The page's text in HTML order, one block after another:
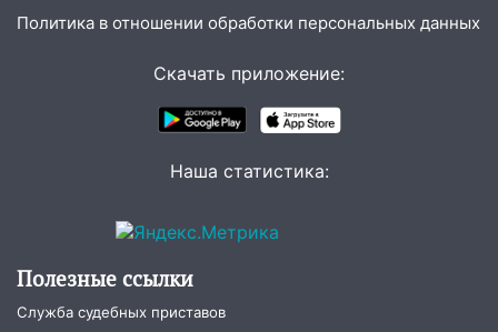
на 8 августа — кому повезет с
В Ульяновской области объявили
ракетную опасность: звучат сирены
07.08.2026
купить тракторы с отсрочкой платежа
до декабря
Политика в отношении обработки персональных данных
Скачать приложение:
Наша статистика:
Полезные ссылки
Служба судебных приставов